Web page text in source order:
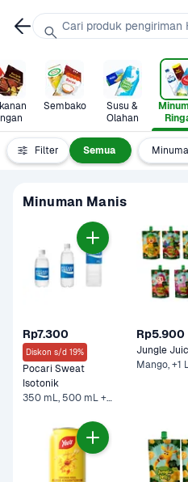
Sembako
Susu &
Olahan
Filter Semua
Minuman Manis
Rp7.300
Diskon s/d 19%
Pocari Sweat
350 mL, 500 mL +2 Lainnya
Rp5.900
Mango, +1
Cari produk pengiriman